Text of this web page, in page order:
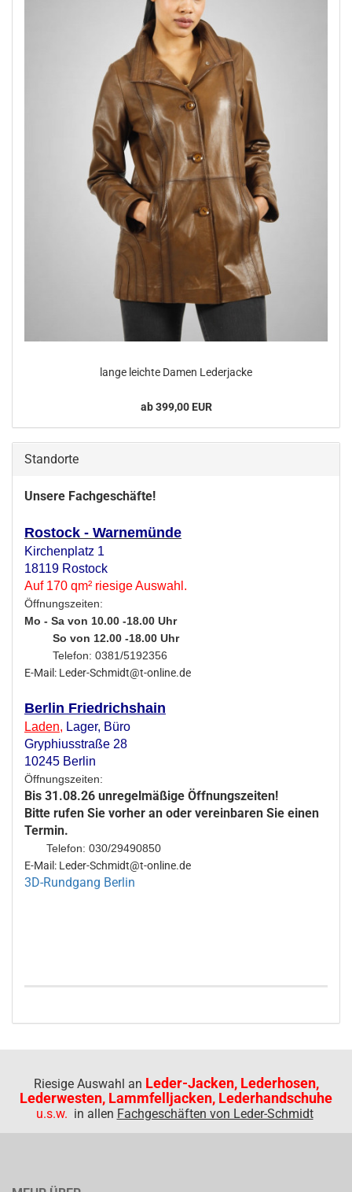
lange leich­te Damen Le­der­ja­cke
ab 399,00 EUR
Standorte
Unsere Fachgeschäfte!
Rostock - Warnemünde
Kirchenplatz 1
18119 Rostock
Auf 170 qm² riesige Auswahl.
Öffnungszeiten:
Mo - Sa von 10.00 -18.00 Uhr
So von 12.00 -18.00 Uhr
Telefon: 0381/5192356
E-Mail: Leder-Schmidt@t-online.de
Berlin Friedrichshain
Laden, Lager, Büro
Gryphiusstraße 28
10245 Berlin
Öffnungszeiten:
Bis 31.08.26 unregelmäßige Öffnungszeiten!
Bitte rufen Sie vorher an oder vereinbaren Sie einen
Termin.
Telefon: 030/29490850
E-Mail: Leder-Schmidt@t-online.de
3D-Rundgang Berlin
Riesige Auswahl an Leder-Jacken, Lederhosen,
Lederwesten, Lammfelljacken, Lederhandschuhe
u.s.w. in allen Fachgeschäften von Leder-Schmidt